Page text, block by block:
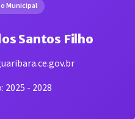
Municipal
Santos Filho
2025 - 2028